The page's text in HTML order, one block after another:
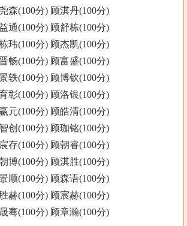
森(100分) 顾淇丹(100分)
通(100分) 顾舒栋(100分)
玮(100分) 顾杰凯(100分)
畅(100分) 顾富盛(100分)
轶(100分) 顾博钦(100分)
彰(100分) 顾洛银(100分)
元(100分) 顾皓清(100分)
创(100分) 顾珈铭(100分)
存(100分) 顾朝睿(100分)
博(100分) 顾淇胜(100分)
顺(100分) 顾森语(100分)
赫(100分) 顾宸赫(100分)
骞(100分) 顾章瀚(100分)